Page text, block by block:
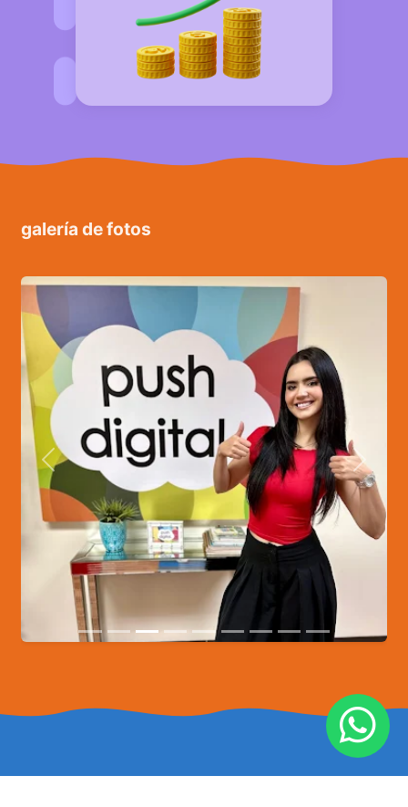
galería de fotos
Anterior